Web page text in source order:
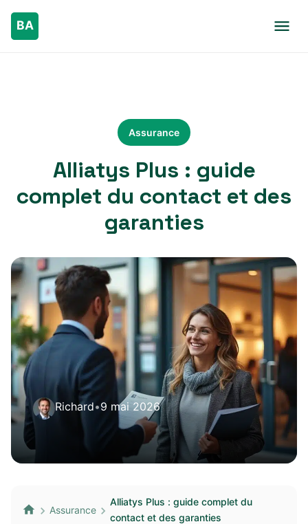
Assurance
Alliatys Plus : guide
complet du contact et des
garanties
Richard•9 mai 2026
Assurance
Alliatys Plus : guide complet du
contact et des garanties